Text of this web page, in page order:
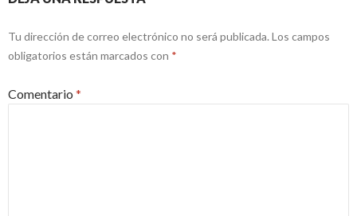
Tu dirección de correo electrónico no será publicada. Los campos
obligatorios están marcados con *
Comentario *